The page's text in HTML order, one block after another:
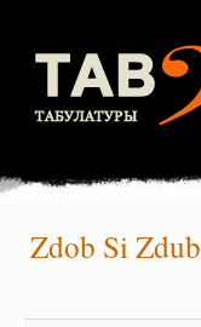
Zdob Si Zdub